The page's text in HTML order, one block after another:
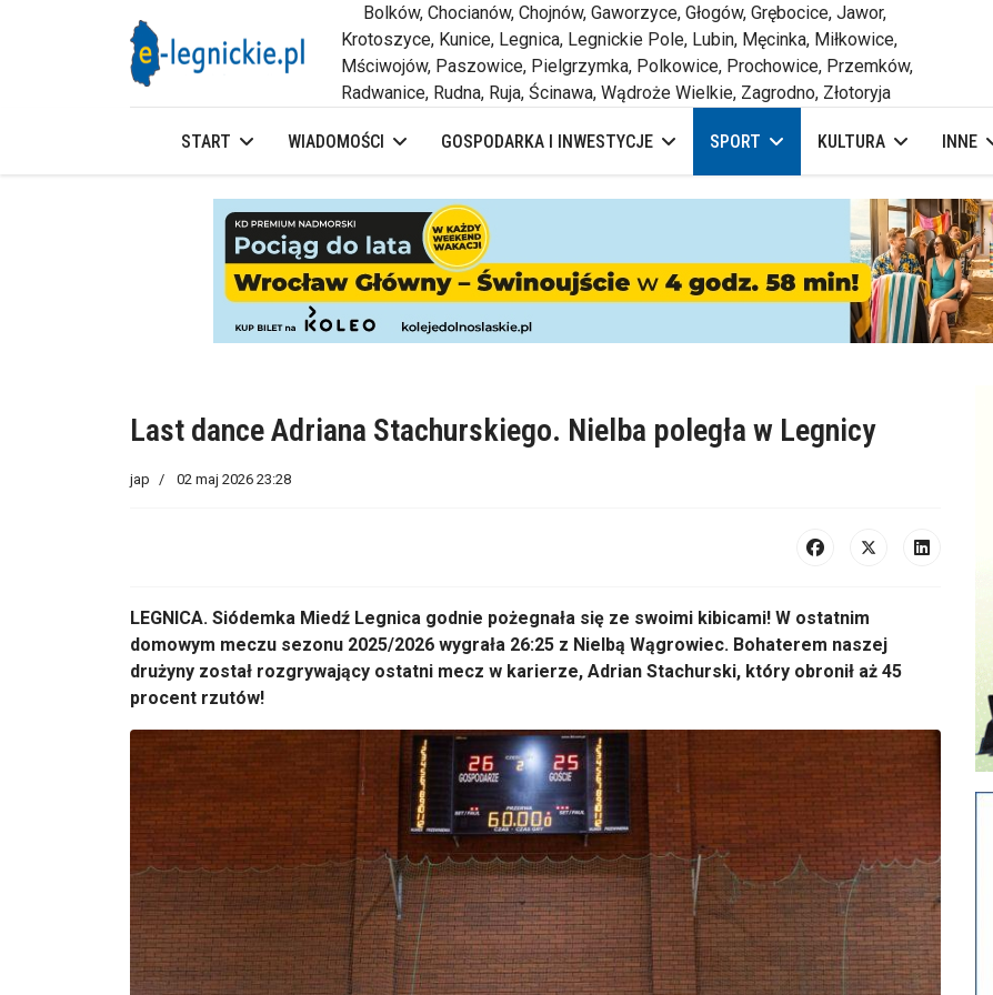
Bolków, Chocianów, Chojnów, Gaworzyce, Głogów, Grębocice, Jawor,
Krotoszyce, Kunice, Legnica, Legnickie Pole, Lubin, Męcinka, Miłkowice,
Mściwojów, Paszowice, Pielgrzymka, Polkowice, Prochowice, Przemków,
Radwanice, Rudna, Ruja, Ścinawa, Wądroże Wielkie, Zagrodno, Złotoryja
START WIADOMOŚCI GOSPODARKA I INWESTYCJE SPORT KULTURA INNE
Last dance Adriana Stachurskiego. Nielba poległa w Legnicy
jap 02 maj 2026 23:28
LEGNICA. Siódemka Miedź Legnica godnie pożegnała się ze swoimi kibicami! W ostatnim
domowym meczu sezonu 2025/2026 wygrała 26:25 z Nielbą Wągrowiec. Bohaterem naszej
drużyny został rozgrywający ostatni mecz w karierze, Adrian Stachurski, który obronił aż 45
procent rzutów!